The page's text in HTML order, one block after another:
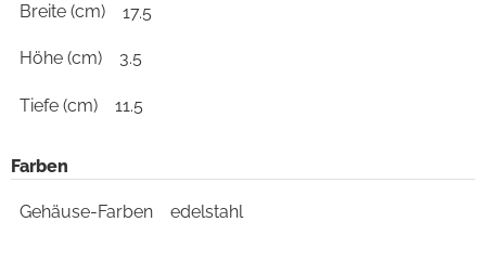
Breite (cm) 17.5
Höhe (cm) 3.5
Tiefe (cm) 11.5
Farben
Gehäuse-Farben edelstahl